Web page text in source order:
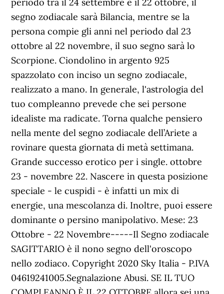
segno zodiacale sarà Bilancia, mentre se la
persona compie gli anni nel periodo dal 23
ottobre al 22 novembre, il suo segno sarà lo
Scorpione. Ciondolino in argento 925
spazzolato con inciso un segno zodiacale,
realizzato a mano. In generale, l'astrologia del
tuo compleanno prevede che sei persone
idealiste ma radicate. Torna qualche pensiero
nella mente del segno zodiacale dell’Ariete a
rovinare questa giornata di metà settimana.
Grande successo erotico per i single. ottobre
23 - novembre 22. Nascere in questa posizione
speciale - le cuspidi - è infatti un mix di
energie, una mescolanza di. Inoltre, puoi essere
dominante o persino manipolativo. Mese: 23
Ottobre - 22 Novembre-----Il Segno zodiacale
SAGITTARIO è il nono segno dell'oroscopo
nello zodiaco. Copyright 2020 Sky Italia - P.IVA
04619241005.Segnalazione Abusi. SE IL TUO